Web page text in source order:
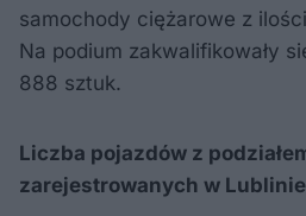
samochody ciężarowe z
Na podium zakwalifikowały
888 sztuk.
Liczba pojazdów z
zarejestrowanych w